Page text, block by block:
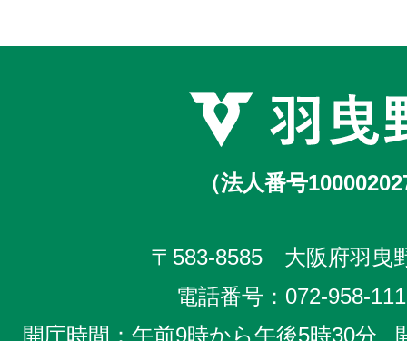
（法人番号
〒583-8585 大阪府羽曳
電話番号： 072-958-
開庁時間：午前9時から午後5時30分